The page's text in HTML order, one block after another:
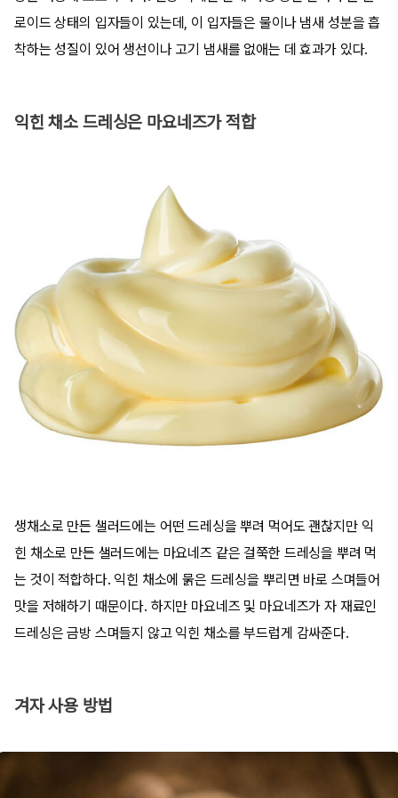
로이드 상태의 입자들이 있는데, 이 입자들은 물이나 냄새 성분을 흡
착하는 성질이 있어 생선이나 고기 냄새를 없애는 데 효과가 있다.
익힌 채소 드레싱은 마요네즈가 적합
생채소로 만든 샐러드에는 어떤 드레싱을 뿌려 먹어도 괜찮지만 익
힌 채소로 만든 샐러드에는 마요네즈 같은 걸쭉한 드레싱을 뿌려 먹
는 것이 적합하다. 익힌 채소에 묽은 드레싱을 뿌리면 바로 스며들어
맛을 저해하기 때문이다. 하지만 마요네즈 및 마요네즈가 자 재료인
드레싱은 금방 스며들지 않고 익힌 채소를 부드럽게 감싸준다.
겨자 사용 방법